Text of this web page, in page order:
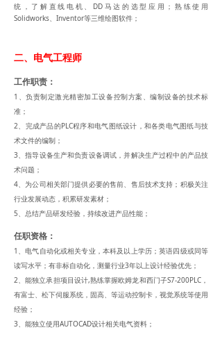
统，了解直线电机、DD马达的选型应用；熟练使用
Solidworks、Inventor等三维绘图软件；
二、电气工程师
工作职责：
1、负责制定激光精密加工设备控制方案、编制设备的技术标
准；
2、完成产品的PLC程序和电气图纸设计，和各类电气图纸与技
术文件的编制；
3、指导设备生产和负责设备调试，并解决生产过程中的产品技
术问题；
4、为公司相关部门提供必要的售前、售后技术支持；积极关注
行业发展动态，积累研发素材；
5、总结产品研发经验，持续改进产品性能；
任职资格：
1、电气自动化或相关专业，本科及以上学历；英语四级或同等
读写水平；有非标自动化，测量行业3年以上设计经验优先；
2、能独立承担项目设计,熟练掌握欧姆龙和西门子S7-200PLC，
有富士、松下伺服系统，固高、等运动控制卡，视觉系统等使用
经验；
3、能独立使用AUTOCAD设计相关电气资料；